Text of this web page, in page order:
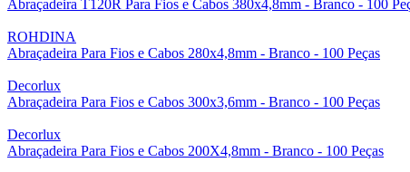
Abraçadeira T120R Para Fios e Cabos 380x4,8mm - Branco - 100
ROHDINA
Abraçadeira Para Fios e Cabos 280x4,8mm - Branco - 100 Peças
Decorlux
Abraçadeira Para Fios e Cabos 300x3,6mm - Branco - 100 Peças
Decorlux
Abraçadeira Para Fios e Cabos 200X4,8mm - Branco - 100 Peças